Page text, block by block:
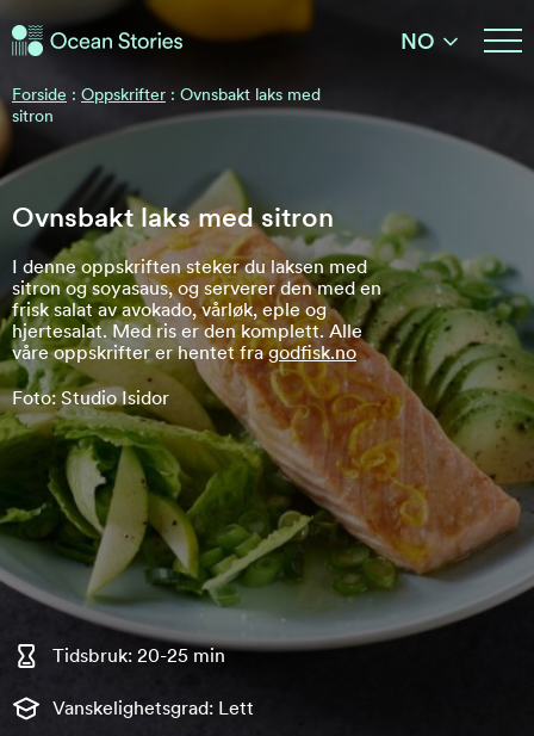
Ocean Stories
NO
Forside : Oppskrifter : Ovnsbakt laks med
sitron
Ovnsbakt laks med sitron
I denne oppskriften steker du laksen med
sitron og soyasaus, og serverer den med en
frisk salat av avokado, vårløk, eple og
hjertesalat. Med ris er den komplett. Alle
våre oppskrifter er hentet fragodfisk.no
Foto: Studio Isidor
Tidsbruk: 20-25 min
Vanskelighetsgrad: Lett